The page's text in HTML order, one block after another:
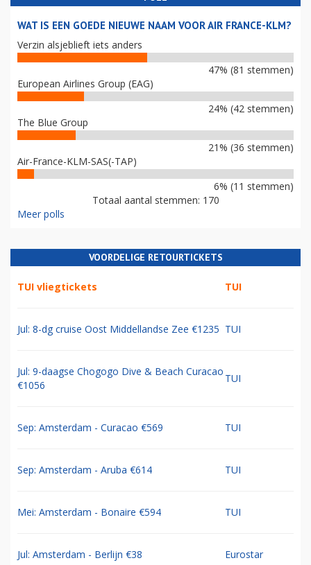
WAT IS EEN GOEDE NIEUWE NAAM VOOR AIR FRANCE-KLM?
Verzin alsjeblieft iets anders
47% (81 stemmen)
European Airlines Group (EAG)
24% (42 stemmen)
The Blue Group
21% (36 stemmen)
Air-France-KLM-SAS(-TAP)
6% (11 stemmen)
Totaal aantal stemmen: 170
Meer polls
VOORDELIGE RETOURTICKETS
TUI vliegtickets TUI
Jul: 8-dg cruise Oost Middellandse Zee €1235 TUI
Jul: 9-daagse Chogogo Dive & Beach Curacao
€1056
TUI
Sep: Amsterdam - Curacao €569 TUI
Sep: Amsterdam - Aruba €614 TUI
Mei: Amsterdam - Bonaire €594 TUI
Jul: Amsterdam - Berlijn €38 Eurostar